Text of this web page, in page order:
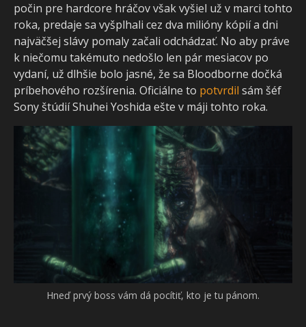
počin pre hardcore hráčov však vyšiel už v marci tohto
roka, predaje sa vyšplhali cez dva milióny kópií a dni
najväčšej slávy pomaly začali odchádzať. No aby práve
k niečomu takémuto nedošlo len pár mesiacov po
vydaní, už dlhšie bolo jasné, že sa Bloodborne dočká
príbehového rozšírenia. Oficiálne to potvrdil sám šéf
Sony štúdií Shuhei Yoshida ešte v máji tohto roka.
Hneď prvý boss vám dá pocítiť, kto je tu pánom.